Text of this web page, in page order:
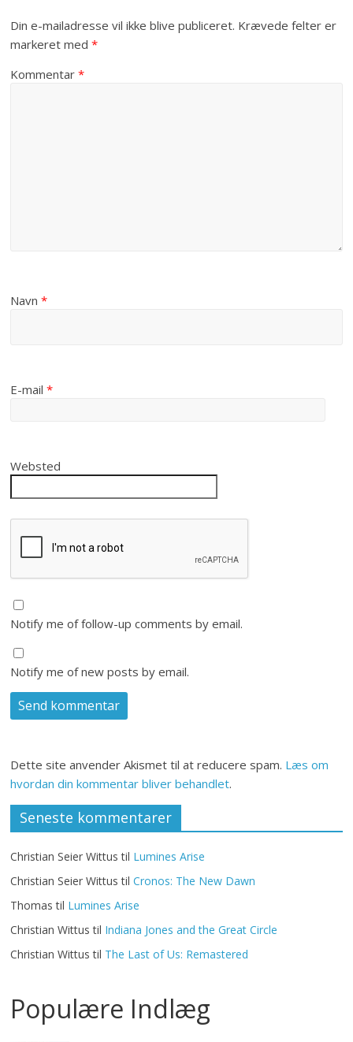
Din e-mailadresse vil ikke blive publiceret. Krævede felter er
markeret med*
Kommentar*
Navn*
E-mail*
Websted
Notify me of follow-up comments by email.
Notify me of new posts by email.
Dette site anvender Akismet til at reducere spam. Læs om
hvordan din kommentar bliver behandlet.
Seneste kommentarer
Christian Seier Wittus til Lumines Arise
Christian Seier Wittus tilCronos: The New Dawn
Thomas til Lumines Arise
Christian Wittus til Indiana Jones and the Great Circle
Christian Wittus til The Last of Us: Remastered
Populære Indlæg